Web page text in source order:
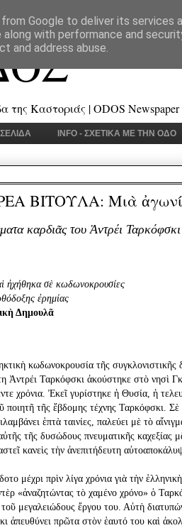
της Καστοριάς | ODOS Newspaper
INFO - ΣΧΕΤΙΚΑ ΜΕ ΤΗΝ ΟΔΟ
ΒΙΤΟΥΛΑ: Μιὰ
καρδιᾶς του Ἀντρέι Ταρκόφσκι
ἠχήθηκα σὲ κωδωνοκρουσίες
ἐρημίας
Δημουλᾶ
κωδωνοκρουσία τῆς συγκλονιστικῆς
Ἀντρέι Ταρκόφσκι ἀκούστηκε στὸ νησὶ
χρόνια. Ἐκεῖ γυρίστηκε ἡ Θυσία, ἡ
ποιητῆ τῆς ἕβδομης τέχνης Ταρκόφσκι.
ἑπτὰ ταινίες, παλεύει μὲ τὸ
τῆς δυσώδους πνευματικῆς καχεξίας
κανεὶς τὴν ἀνεπιτήδευτη
μέχρι πρὶν λίγα χρόνια γιὰ τὴν
«ἀναζητώντας τὸ χαμένο χρόνο» ὁ
μεγαλειώδους ἔργου του. Αὐτὴ
ἀπευθύνει πρῶτα στὸν ἑαυτό του καὶ
Google to deliver its services
along with performance and
and address abuse.